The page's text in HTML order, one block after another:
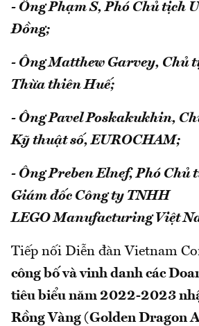
- Ông Phạm S, Phó Chủ tịch
Đồng;
- Ông Matthew Garvey, Chủ
Thừa thiên Huế;
- Ông Pavel Poskakukhin,
Kỹ thuật số, EUROCHAM;
- Ông Preben Elnef, Phó Chủ
Giám đốc Công ty TNHH
LEGOManufacturing Việt
Tiếp nối Diễn đàn Vietnam
công bố và vinh danh các
tiêu biểu năm 2022-2023
Rồng Vàng (Golden Dragon